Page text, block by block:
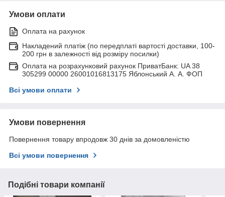
Умови оплати
Оплата на рахунок
Накладений платіж (по передплаті вартості доставки, 100-
200 грн в залежності від розміру посилки)
Оплата на розрахунковий рахунок ПриватБанк: UA 38
305299 00000 26001016813175 Яблонський А. А. ФОП
Всі умови оплати
Умови повернення
Повернення товару впродовж 30 днів за домовленістю
Всі умови повернення
Подібні товари компанії